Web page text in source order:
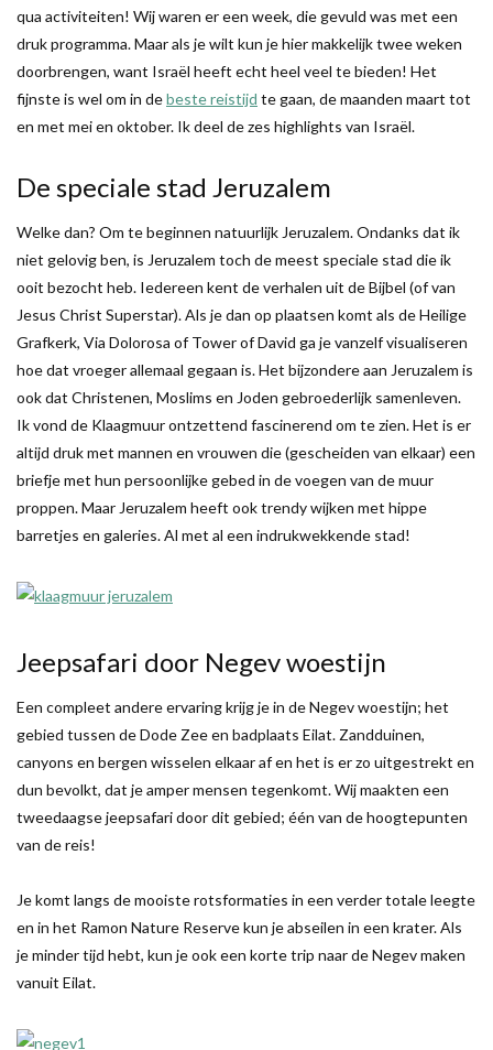
qua activiteiten! Wij waren er een week, die gevuld was met een
druk programma. Maar als je wilt kun je hier makkelijk twee weken
doorbrengen, want Israël heeft echt heel veel te bieden! Het
fijnste is wel om in debeste reistijd te gaan, de maanden maart tot
en met mei en oktober. Ik deel de zes highlights van Israël.
De speciale stad Jeruzalem
Welke dan? Om te beginnen natuurlijk Jeruzalem. Ondanks dat ik
niet gelovig ben, is Jeruzalem toch de meest speciale stad die ik
ooit bezocht heb. Iedereen kent de verhalen uit de Bijbel (of van
Jesus Christ Superstar). Als je dan op plaatsen komt als de Heilige
Grafkerk, Via Dolorosa of Tower of David ga je vanzelf visualiseren
hoe dat vroeger allemaal gegaan is. Het bijzondere aan Jeruzalem is
ook dat Christenen, Moslims en Joden gebroederlijk samenleven.
Ik vond de Klaagmuur ontzettend fascinerend om te zien. Het is er
altijd druk met mannen en vrouwen die (gescheiden van elkaar) een
briefje met hun persoonlijke gebed in de voegen van de muur
proppen. Maar Jeruzalem heeft ook trendy wijken met hippe
barretjes en galeries. Al met al een indrukwekkende stad!
Jeepsafari door Negev woestijn
Een compleet andere ervaring krijg je in de Negev woestijn; het
gebied tussen de Dode Zee en badplaats Eilat. Zandduinen,
canyons en bergen wisselen elkaar af en het is er zo uitgestrekt en
dun bevolkt, dat je amper mensen tegenkomt. Wij maakten een
tweedaagse jeepsafari door dit gebied; één van de hoogtepunten
van de reis!
Je komt langs de mooiste rotsformaties in een verder totale leegte
en in het Ramon Nature Reserve kun je abseilen in een krater. Als
je minder tijd hebt, kun je ook een korte trip naar de Negev maken
vanuit Eilat.